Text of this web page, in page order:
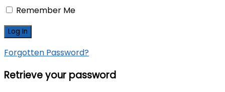
Remember Me
Forgotten Password?
Retrieve your password